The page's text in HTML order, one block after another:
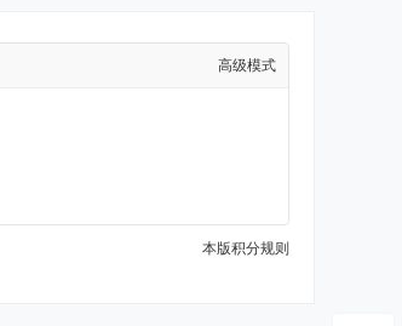
高级模式
本版积分规则